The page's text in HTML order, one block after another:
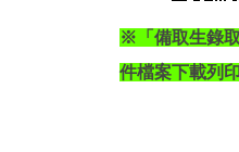
※「備取生錄
件檔案下載列印